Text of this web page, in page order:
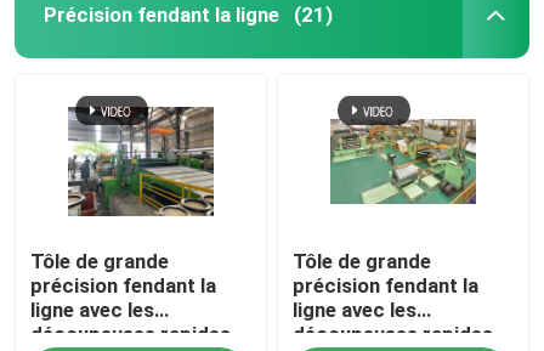
Précision fendant la ligne (21)
Tôle de grande
précision fendant la
ligne avec les
découpeuses rapides
Tôle de grande
précision fendant la
ligne avec les
découpeuses rapides